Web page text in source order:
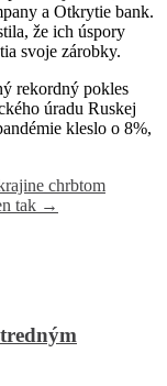
a Otkrytie bank.
že ich úspory
svoje zárobky.
rekordný pokles
úradu Ruskej
kleslo o 8%,
chrbtom
tak →